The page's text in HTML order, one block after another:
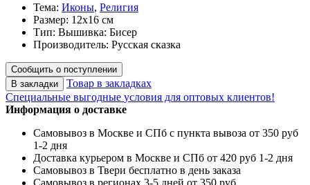
Тема: Иконы, Религия
Размер: 12х16 см
Тип: Вышивка: Бисер
Производитель: Русская сказка
Сообщить о поступлении
В закладки
Товар в закладках
Специальные выгодные условия для оптовых клиентов!
Информация о доставке
Самовывоз в Москве и СПб с пункта вывоза от 350 руб
1-2 дня
Доставка курьером в Москве и СПб от 420 руб 1-2 дня
Самовывоз в Твери бесплатно в день заказа
Самовывоз в регионах 3-5 дней от 350 руб